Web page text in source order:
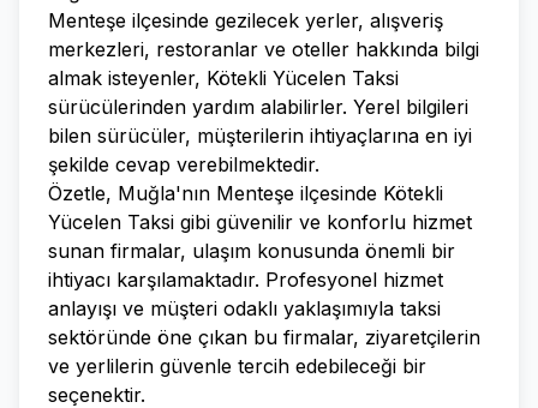
Menteşe ilçesinde gezilecek yerler, alışveriş
merkezleri, restoranlar ve oteller hakkında bilgi
almak isteyenler, Kötekli Yücelen Taksi
sürücülerinden yardım alabilirler. Yerel bilgileri
bilen sürücüler, müşterilerin ihtiyaçlarına en iyi
şekilde cevap verebilmektedir.
Özetle, Muğla'nın Menteşe ilçesinde Kötekli
Yücelen Taksi gibi güvenilir ve konforlu hizmet
sunan firmalar, ulaşım konusunda önemli bir
ihtiyacı karşılamaktadır. Profesyonel hizmet
anlayışı ve müşteri odaklı yaklaşımıyla taksi
sektöründe öne çıkan bu firmalar, ziyaretçilerin
ve yerlilerin güvenle tercih edebileceği bir
seçenektir.